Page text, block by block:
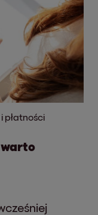
i płatności
warto